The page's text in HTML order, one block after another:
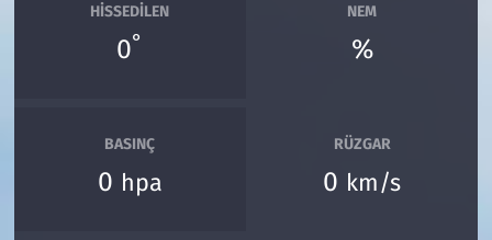
HISSEDILEN
0°
NEM
%
BASINÇ
0 hpa
RÜZGAR
0 km/s